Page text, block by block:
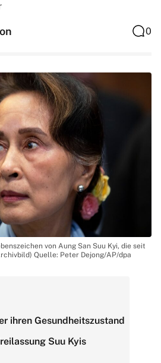
0
von Aung San Suu Kyi, die seit
Quelle: Peter Dejong/AP/dpa
ihren Gesundheitszustand
Suu Kyis